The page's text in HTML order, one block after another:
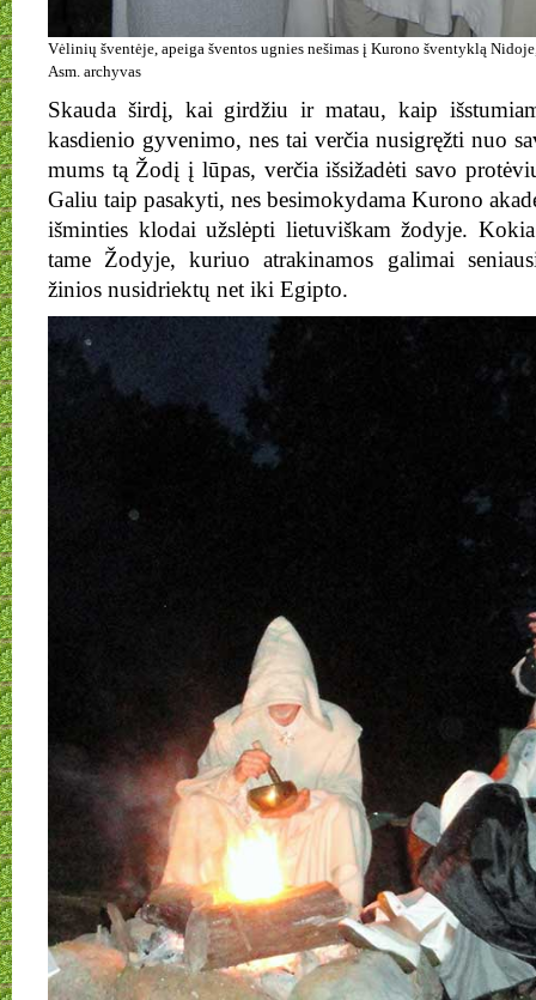
Vėlinių šventėje, apeiga šventos ugnies nešimas į Kurono šventyklą
Asm. archyvas
Skauda širdį, kai girdžiu ir matau, kaip
kasdienio gyvenimo, nes tai verčia nusigręžti nuo
mums tą Žodį į lūpas, verčia išsižadėti savo
Galiu taip pasakyti, nes besimokydama Kurono
išminties klodai užslėpti lietuviškam žodyje.
tame Žodyje, kuriuo atrakinamos galimai
žinios nusidriektų net iki Egipto.